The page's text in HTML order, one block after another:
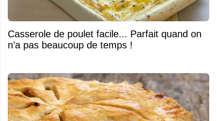
Casserole de poulet facile... Parfait quand on
n’a pas beaucoup de temps !